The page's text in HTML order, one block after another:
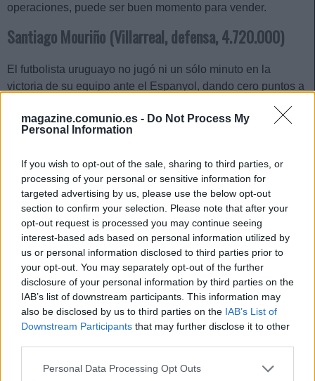
magazine.comunio.es - Do Not Process My
Personal Information
If you wish to opt-out of the sale, sharing to third parties, or
processing of your personal or sensitive information for
targeted advertising by us, please use the below opt-out
section to confirm your selection. Please note that after your
opt-out request is processed you may continue seeing
interest-based ads based on personal information utilized by
us or personal information disclosed to third parties prior to
your opt-out. You may separately opt-out of the further
disclosure of your personal information by third parties on the
IAB’s list of downstream participants. This information may
also be disclosed by us to third parties on the IAB’s List of
Downstream Participants that may further disclose it to other
Please note that this website/app uses one or more Google
Personal Data Processing Opt Outs
operaciones, puede ser buen momento para vender.
Santiago Mouriño (Villarreal, defensa, 4.720.000)
El futbolista uruguayo no jugó ni un sólo minuto en la
victoria de su equipo ante el Espanyol, dando cero puntos a
12. Marcelino decidió dar descanso a Mouriño debido a
unas pequeñas molestias y apostó en el lateral derecho por
Fue el tercer partido que se perdió Mouriño en una
temporada liguera en la que ha jugado nueve encuentros en
los que ha sumado 56 puntos Comunio. El ex del Alavés es
un fijo en la defensa groguet y recomendamos mantenerle
en plantilla.
Parte médico: los lesionados de la jornada 12
La jornada 12 de LaLiga 25/26 nos
dejó varios lesionados, cómo
Repasamos su estado y posible
tiempo de baja en este artículo.